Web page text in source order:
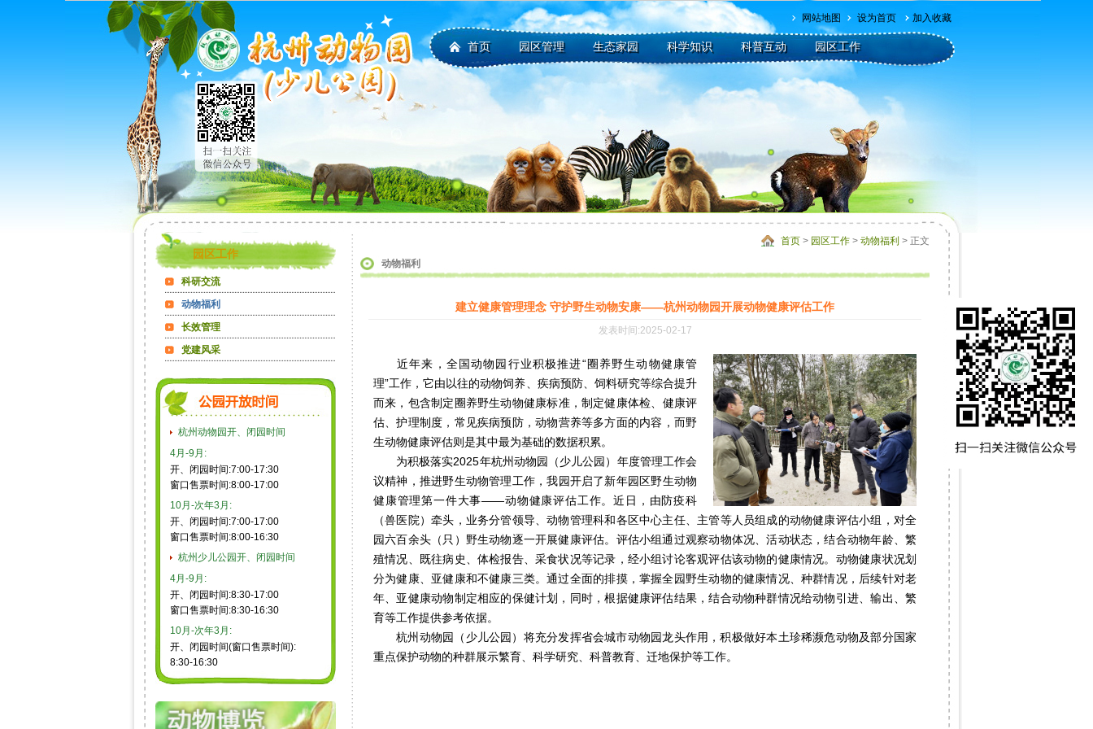
加入收藏
设为首页
网站地图
首页 园区管理 生态家园 科学知识 科普互动 园区工作
园区工作
科研交流
动物福利
长效管理
党建风采
杭州动物园开、闭园时间
4月-9月:
开、闭园时间:7:00-17:30
窗口售票时间:8:00-17:00
10月-次年3月:
开、闭园时间:7:00-17:00
窗口售票时间:8:00-16:30
杭州少儿公园开、闭园时间
4月-9月:
开、闭园时间:8:30-17:00
窗口售票时间:8:30-16:30
10月-次年3月:
开、闭园时间(窗口售票时间):
8:30-16:30
首页 > 园区工作 > 动物福利 > 正文
动物福利
建立健康管理理念 守护野生动物安康——杭州动物园开展动物健康评估工作
发表时间:2025-02-17
近年来，全国动物园行业积极推进“圈养野生动物健康管
理”工作，它由以往的动物饲养、疾病预防、饲料研究等综合提升
而来，包含制定圈养野生动物健康标准，制定健康体检、健康评
估、护理制度，常见疾病预防，动物营养等多方面的内容，而野
生动物健康评估则是其中最为基础的数据积累。
为积极落实2025年杭州动物园（少儿公园）年度管理工作会
议精神，推进野生动物管理工作，我园开启了新年园区野生动物
健康管理第一件大事——动物健康评估工作。近日，由防疫科
（兽医院）牵头，业务分管领导、动物管理科和各区中心主任、主管等人员组成的动物健康评估小组，对全
园六百余头（只）野生动物逐一开展健康评估。评估小组通过观察动物体况、活动状态，结合动物年龄、繁
殖情况、既往病史、体检报告、采食状况等记录，经小组讨论客观评估该动物的健康情况。动物健康状况划
分为健康、亚健康和不健康三类。通过全面的排摸，掌握全园野生动物的健康情况、种群情况，后续针对老
年、亚健康动物制定相应的保健计划，同时，根据健康评估结果，结合动物种群情况给动物引进、输出、繁
育等工作提供参考依据。
杭州动物园（少儿公园）将充分发挥省会城市动物园龙头作用，积极做好本土珍稀濒危动物及部分国家
重点保护动物的种群展示繁育、科学研究、科普教育、迁地保护等工作。